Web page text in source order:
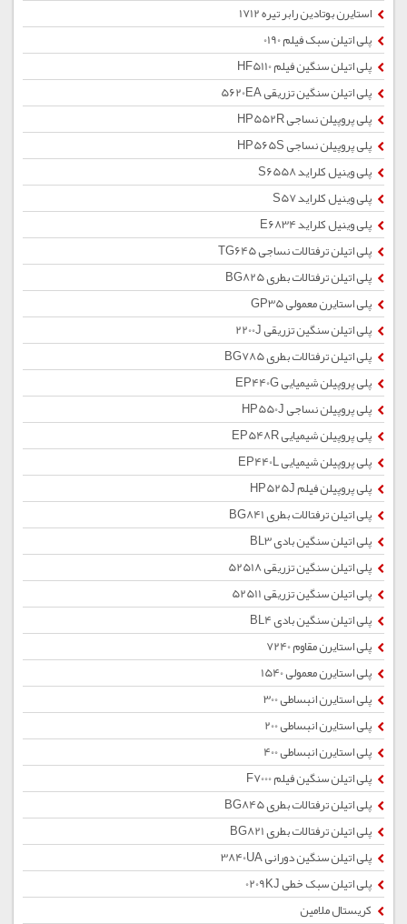
استایرن بوتادین رابر تیره 1712
پلی اتیلن سبک فیلم 0190
پلی اتیلن سنگین فیلم HF5110
پلی اتیلن سنگین تزریقی 5620EA
پلی پروپیلن نساجی HP552R
پلی پروپیلن نساجی HP565S
پلی وینیل کلراید S6558
پلی وینیل کلراید S57
پلی وینیل کلراید E6834
پلی اتیلن ترفتالات نساجی TG645
پلی اتیلن ترفتالات بطری BG825
پلی استایرن معمولی GP35
پلی اتیلن سنگین تزریقی 2200J
پلی اتیلن ترفتالات بطری BG785
پلی پروپیلن شیمیایی EP440G
پلی پروپیلن نساجی HP550J
پلی پروپیلن شیمیایی EP548R
پلی پروپیلن شیمیایی EP440L
پلی پروپیلن فیلم HP525J
پلی اتیلن ترفتالات بطری BG841
پلی اتیلن سنگین بادی BL3
پلی اتیلن سنگین تزریقی 52518
پلی اتیلن سنگین تزریقی 52511
پلی اتیلن سنگین بادی BL4
پلی استایرن مقاوم 7240
پلی استایرن معمولی 1540
پلی استایرن انبساطی 300
پلی استایرن انبساطی 200
پلی استایرن انبساطی 400
پلی اتیلن سنگین فیلم F7000
پلی اتیلن ترفتالات بطری BG845
پلی اتیلن ترفتالات بطری BG821
پلی اتیلن سنگین دورانی 3840UA
پلی اتیلن سبک خطی 0209KJ
کریستال ملامین